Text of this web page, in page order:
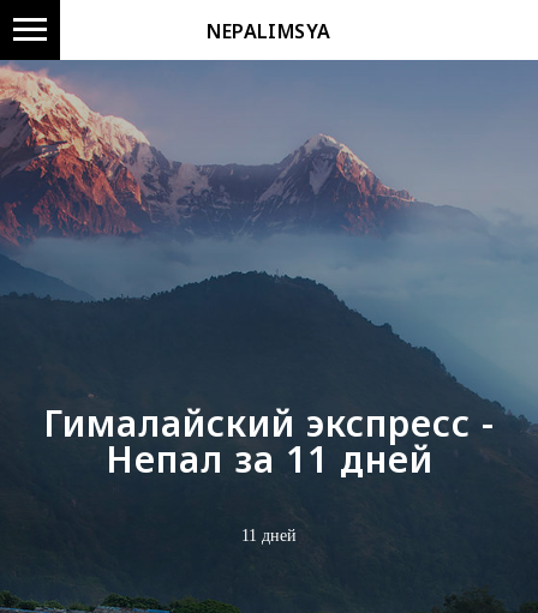
NEPALIMSYA
Гималайский экспресс -
Непал за 11 дней
11 дней